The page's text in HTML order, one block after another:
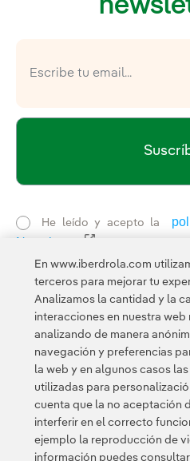
He leído y acepto la
Newsletter
Enlace externo,
Esta página está protegida
Política de privacidad
Contacta Clientes Política de
Transparencia en el uso de la
Configuración de cookies
En www.iberdrola.com
terceros para mejorar tu
Analizamos la cantidad y la
interacciones en nuestra
analizando de manera
navegación y preferencias
la web y en algunos casos
utilizadas para
cuenta que la no aceptación
interferir en el correcto
ejemplo la reproducción de
información puedes